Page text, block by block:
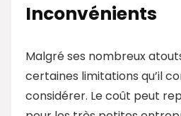
Inconvénients
Malgré ses nombreux
certaines limitations qu’il
considérer. Le coût peut